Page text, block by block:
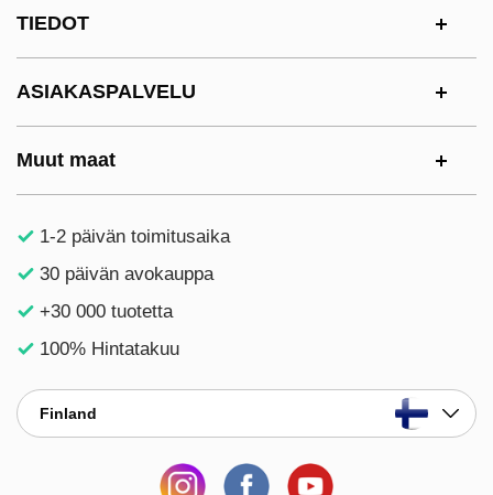
TIEDOT
ASIAKASPALVELU
Muut maat
1-2 päivän toimitusaika
30 päivän avokauppa
+30 000 tuotetta
100% Hintatakuu
Finland